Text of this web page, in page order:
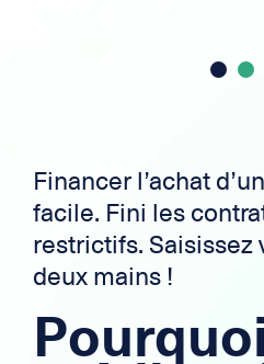
Financer l’achat
facile. Fini les
restrictifs. Saisissez
deux mains !